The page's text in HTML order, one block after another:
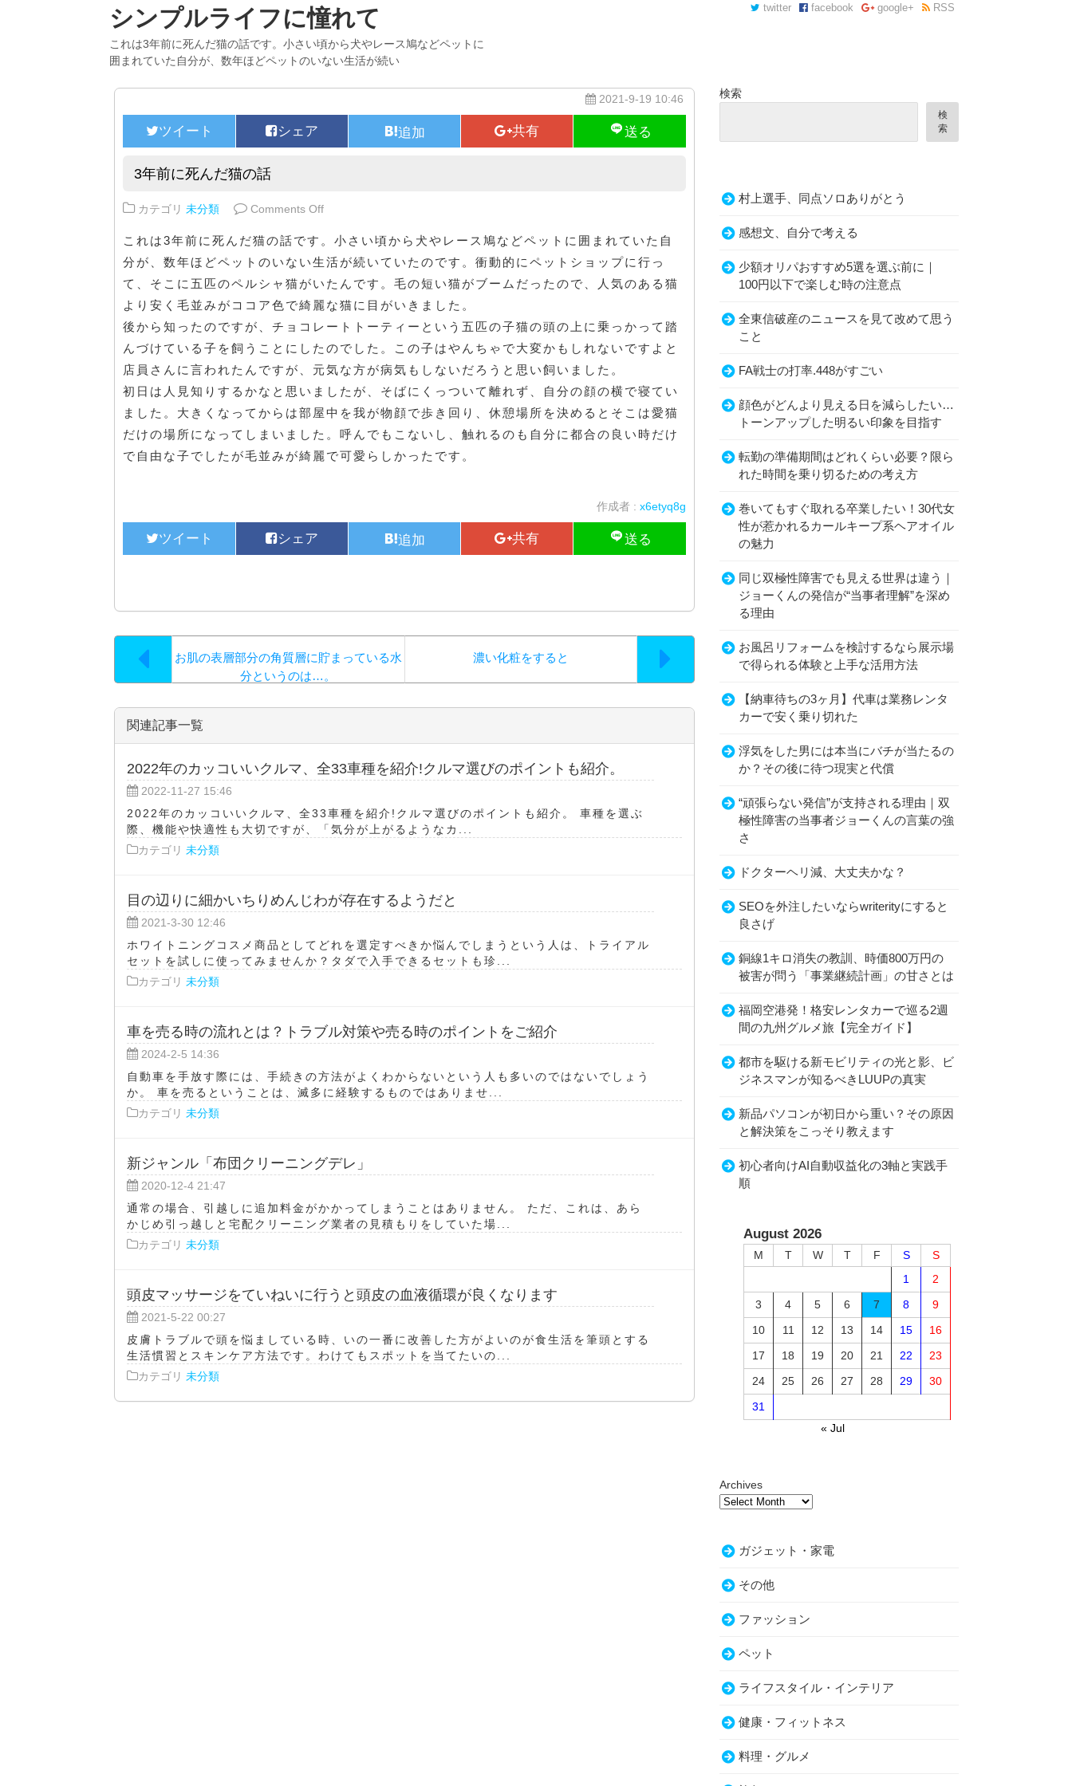
シンプルライフに憧れて
これは3年前に死んだ猫の話です。小さい頃から犬やレース鳩などペットに
囲まれていた自分が、数年ほどペットのいない生活が続い
twitter facebook google+ RSS
2021-9-19 10:46
3年前に死んだ猫の話
カテゴリ 未分類 Comments Offon 3年前に死んだ猫の話
これは3年前に死んだ猫の話です。小さい頃から犬やレース鳩などペットに囲まれていた自
分が、数年ほどペットのいない生活が続いていたのです。衝動的にペットショップに行っ
て、そこに五匹のペルシャ猫がいたんです。毛の短い猫がブームだったので、人気のある猫
より安く毛並みがココア色で綺麗な猫に目がいきました。
後から知ったのですが、チョコレートトーティーという五匹の子猫の頭の上に乗っかって踏
んづけている子を飼うことにしたのでした。この子はやんちゃで大変かもしれないですよと
店員さんに言われたんですが、元気な方が病気もしないだろうと思い飼いました。
初日は人見知りするかなと思いましたが、そばにくっついて離れず、自分の顔の横で寝てい
ました。大きくなってからは部屋中を我が物顔で歩き回り、休憩場所を決めるとそこは愛猫
だけの場所になってしまいました。呼んでもこないし、触れるのも自分に都合の良い時だけ
で自由な子でしたが毛並みが綺麗で可愛らしかったです。
作成者 : x6etyq8g
お肌の表層部分の角質層に貯まっている水
分というのは…。
濃い化粧をすると
関連記事一覧
2022年のカッコいいクルマ、全33車種を紹介!クルマ選びのポイントも紹介。
2022-11-27 15:46
2022年のカッコいいクルマ、全33車種を紹介!クルマ選びのポイントも紹介。 車種を選ぶ
際、機能や快適性も大切ですが、「気分が上がるようなカ...
カテゴリ 未分類
目の辺りに細かいちりめんじわが存在するようだと
2021-3-30 12:46
ホワイトニングコスメ商品としてどれを選定すべきか悩んでしまうという人は、トライアル
セットを試しに使ってみませんか？タダで入手できるセットも珍...
カテゴリ 未分類
車を売る時の流れとは？トラブル対策や売る時のポイントをご紹介
2024-2-5 14:36
自動車を手放す際には、手続きの方法がよくわからないという人も多いのではないでしょう
か。 車を売るということは、滅多に経験するものではありませ...
カテゴリ 未分類
新ジャンル「布団クリーニングデレ」
2020-12-4 21:47
通常の場合、引越しに追加料金がかかってしまうことはありません。 ただ、これは、あら
かじめ引っ越しと宅配クリーニング業者の見積もりをしていた場...
カテゴリ 未分類
頭皮マッサージをていねいに行うと頭皮の血液循環が良くなります
2021-5-22 00:27
皮膚トラブルで頭を悩ましている時、いの一番に改善した方がよいのが食生活を筆頭とする
生活慣習とスキンケア方法です。わけてもスポットを当てたいの...
カテゴリ 未分類
検索
検
索
村上選手、同点ソロありがとう
感想文、自分で考える
少額オリパおすすめ5選を選ぶ前に｜
100円以下で楽しむ時の注意点
全東信破産のニュースを見て改めて思う
こと
FA戦士の打率.448がすごい
顔色がどんより見える日を減らしたい…
トーンアップした明るい印象を目指す
転勤の準備期間はどれくらい必要？限ら
れた時間を乗り切るための考え方
巻いてもすぐ取れる卒業したい！30代女
性が惹かれるカールキープ系ヘアオイル
の魅力
同じ双極性障害でも見える世界は違う｜
ジョーくんの発信が“当事者理解”を深め
る理由
お風呂リフォームを検討するなら展示場
で得られる体験と上手な活用方法
【納車待ちの3ヶ月】代車は業務レンタ
カーで安く乗り切れた
浮気をした男には本当にバチが当たるの
か？その後に待つ現実と代償
“頑張らない発信”が支持される理由｜双
極性障害の当事者ジョーくんの言葉の強
さ
ドクターヘリ減、大丈夫かな？
SEOを外注したいならwriterityにすると
良さげ
銅線1キロ消失の教訓、時価800万円の
被害が問う「事業継続計画」の甘さとは
福岡空港発！格安レンタカーで巡る2週
間の九州グルメ旅【完全ガイド】
都市を駆ける新モビリティの光と影、ビ
ジネスマンが知るべきLUUPの真実
新品パソコンが初日から重い？その原因
と解決策をこっそり教えます
初心者向けAI自動収益化の3軸と実践手
順
August 2026
M T W T F S
S
1
2
3
4 5 6 7 8
9
10
11 12 13 14 15
16
17
18 19 20 21 22
23
24
25 26 27 28 29
30
31
« Jul
Archives
ガジェット・家電
その他
ファッション
ペット
ライフスタイル・インテリア
健康・フィットネス
料理・グルメ